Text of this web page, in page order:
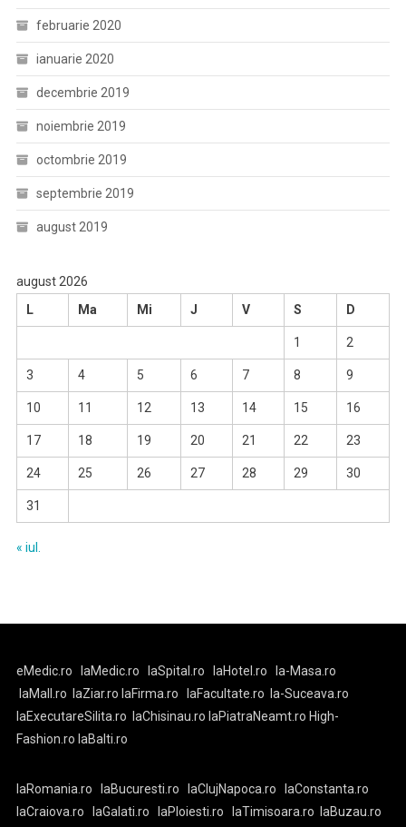
februarie 2020
ianuarie 2020
decembrie 2019
noiembrie 2019
octombrie 2019
septembrie 2019
august 2019
august 2026
L
Ma Mi J V S D
1 2
3 4 5 6 7 8 9
10 11 12 13 14 15 16
17 18 19 20 21 22 23
24 25 26 27 28 29 30
31
« iul.
eMedic.ro laMedic.ro laSpital.ro laHotel.ro
la-Masa.ro
laMall.ro
laZiar.ro laFirma.ro laFacultate.ro
la-Suceava.ro
laExecutareSilita.ro
laChisinau.ro laPiatraNeamt.ro High-
Fashion.ro laBalti.ro
laRomania.ro laBucuresti.ro laClujNapoca.ro
laConstanta.ro
laCraiova.ro
laGalati.ro laPloiesti.ro laTimisoara.ro laBuzau.ro